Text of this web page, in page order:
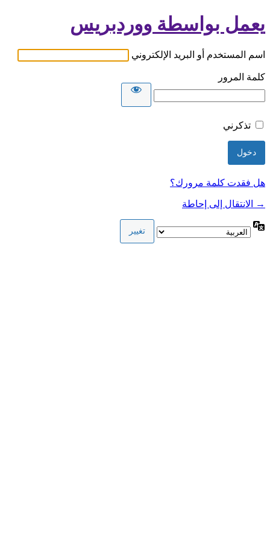
يعمل بواسطة ووردبريس
اسم المستخدم أو البريد الإلكتروني
كلمة المرور
تذكرني
هل فقدت كلمة مرورك؟
→ الانتقال إلى إحاطة
اللغة